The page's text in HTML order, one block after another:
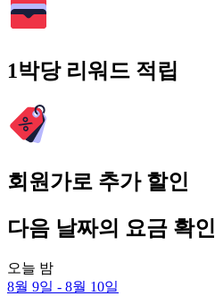
1박당 리워드 적립
회원가로 추가 할인
다음 날짜의 요금 확인
오늘 밤
8월 9일 - 8월 10일